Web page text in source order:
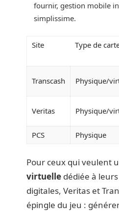
fournir, gestion mobile
simplissime.
Site Type de
Transcash Physique/
Veritas Physique/
PCS Physique
Pour ceux qui veulent
virtuelle dédiée à
digitales, Veritas et
épingle du jeu :